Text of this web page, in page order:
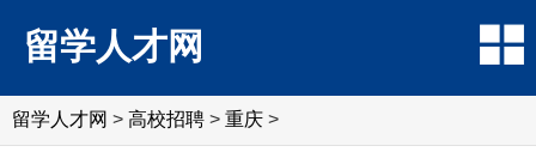
留学人才网
留学人才网 > 高校招聘 > 重庆 >